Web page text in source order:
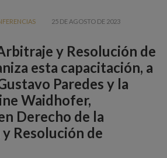
25 DE AGOSTO DE 2023
y Resolución de
esta capacitación, a
Paredes y la
Waidhofer,
Derecho de la
Resolución de